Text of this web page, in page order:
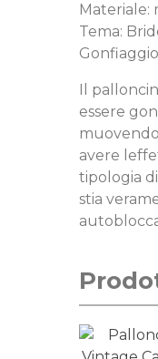
Materiale:
Tema:
Il
essere
avere
tipologia
stia